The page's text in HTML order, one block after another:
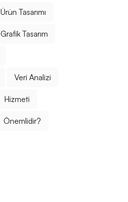
Ürün Tasarımı
Grafik Tasarım
Veri Analizi
Hizmeti
Önemlidir?